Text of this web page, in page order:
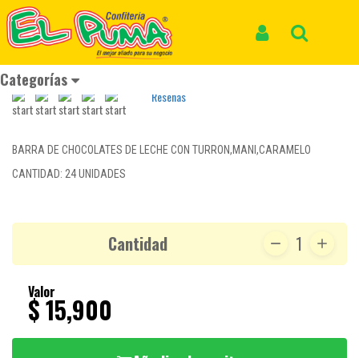
Categorías
Inicio Productos CHOCOLATINA POWER*24und
CHOCOLATINA POWER*24und
REF: CHOCOLATE 613
Reseñas
BARRA DE CHOCOLATES DE LECHE CON TURRON,MANI,CARAMELO
CANTIDAD: 24 UNIDADES
Cantidad 1
Valor
$ 15,900